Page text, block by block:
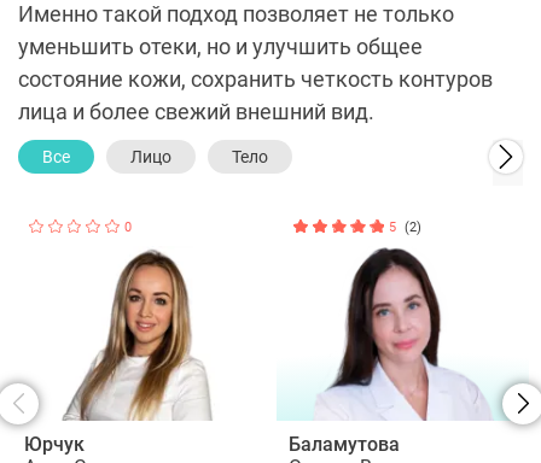
Именно такой подход позволяет не только
уменьшить отеки, но и улучшить общее
состояние кожи, сохранить четкость контуров
лица и более свежий внешний вид.
Все Лицо Тело
Юрчук
0
Баламутова
5 (2)